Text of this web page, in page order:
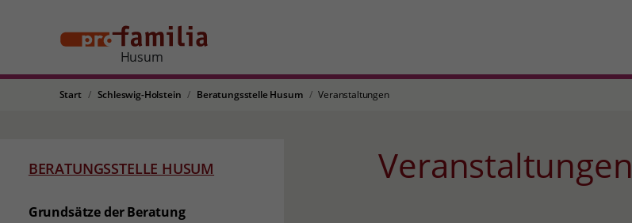
Husum
Start Schleswig-Holstein Beratungsstelle Husum Veranstaltungen
BERATUNGSSTELLE HUSUM
Grundsätze der Beratung
Veranstaltungen